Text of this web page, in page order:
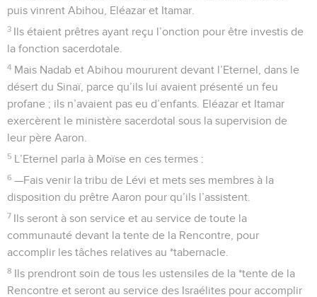
puis vinrent Abihou, Eléazar et Itamar.
3 Ils étaient prêtres ayant reçu l’onction pour être investis de
la fonction sacerdotale.
4 Mais Nadab et Abihou moururent devant l’Eternel, dans le
désert du Sinaï, parce qu’ils lui avaient présenté un feu
profane ; ils n’avaient pas eu d’enfants. Eléazar et Itamar
exercèrent le ministère sacerdotal sous la supervision de
leur père Aaron.
5 L’Eternel parla à Moïse en ces termes :
6 —Fais venir la tribu de Lévi et mets ses membres à la
disposition du prêtre Aaron pour qu’ils l’assistent.
7 Ils seront à son service et au service de toute la
communauté devant la tente de la Rencontre, pour
accomplir les tâches relatives au *tabernacle.
8 Ils prendront soin de tous les ustensiles de la *tente de la
Rencontre et seront au service des Israélites pour accomplir